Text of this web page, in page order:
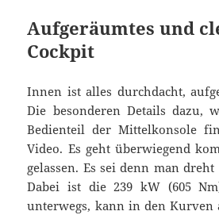
Aufgeräumtes und
Cockpit
Innen ist alles durchdacht,
Die besonderen Details dazu,
Bedienteil der Mittelkonsole
Video. Es geht überwiegend
gelassen. Es sei denn man
Dabei ist die 239 kW (605
unterwegs, kann in den Kurven